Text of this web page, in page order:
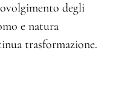
degli
e natura
trasformazione.